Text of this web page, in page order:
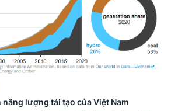
lượng tái tạo của Việt Nam